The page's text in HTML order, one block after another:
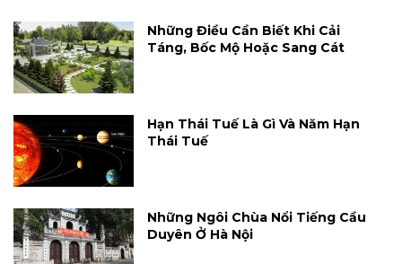
Những Điều Cần Biết Khi Cải
Táng, Bốc Mộ Hoặc Sang Cát
Hạn Thái Tuế Là Gì Và Năm Hạn
Thái Tuế
Những Ngôi Chùa Nổi Tiếng Cầu
Duyên Ở Hà Nội